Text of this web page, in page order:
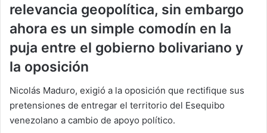
relevancia geopolítica, sin embargo
ahora es un simple comodín en la
puja entre el gobierno bolivariano y
la oposición
Nicolás Maduro, exigió a la oposición que rectifique sus
pretensiones de entregar el territorio del Esequibo
venezolano a cambio de apoyo político.